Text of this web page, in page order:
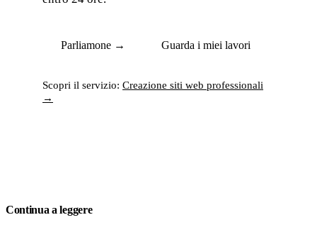
Parliamone → Guarda i miei lavori
Scopri il servizio: Creazione siti web professionali
→
Continua a leggere